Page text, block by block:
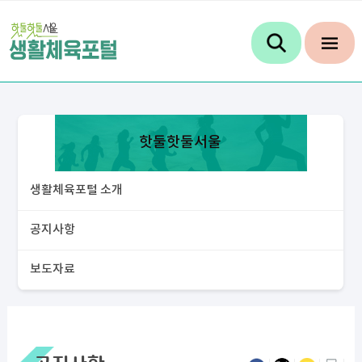
핫둘핫둘서울
생활체육포털 소개
공지사항
보도자료